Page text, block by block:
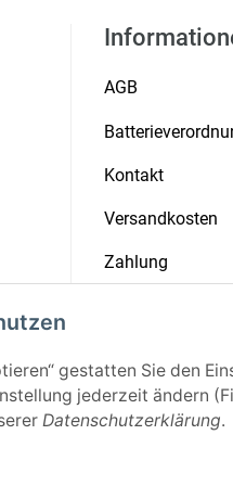
gestatten Sie den
jederzeit ändern
Datenschutzerklärung.
AGB
Kontakt
Versandkosten
Zahlung